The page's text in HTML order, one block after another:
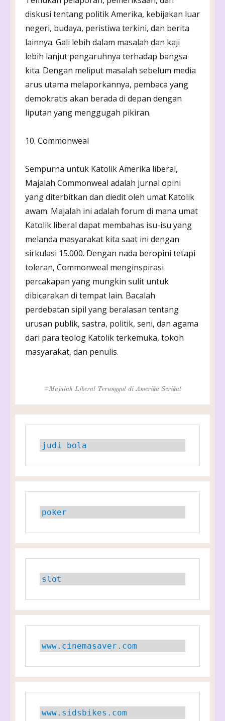
diskusi tentang politik Amerika, kebijakan luar
negeri, budaya, peristiwa terkini, dan berita
lainnya. Gali lebih dalam masalah dan kaji
lebih lanjut pengaruhnya terhadap bangsa
kita. Dengan meliput masalah sebelum media
arus utama melaporkannya, pembaca yang
demokratis akan berada di depan dengan
liputan yang menggugah pikiran.
10. Commonweal
Sempurna untuk Katolik Amerika liberal,
Majalah Commonweal adalah jurnal opini
yang diterbitkan dan diedit oleh umat Katolik
awam. Majalah ini adalah forum di mana umat
Katolik liberal dapat membahas isu-isu yang
melanda masyarakat kita saat ini dengan
sirkulasi 15.000. Dengan nada beropini tetapi
toleran, Commonweal menginspirasi
percakapan yang mungkin sulit untuk
dibicarakan di tempat lain. Bacalah
perdebatan sipil yang beralasan tentang
urusan publik, sastra, politik, seni, dan agama
dari para teolog Katolik terkemuka, tokoh
masyarakat, dan penulis.
Tags
Majalah Liberal Terunggul di Amerika Serikat
judi bola
poker
slot
www.cinemasaver.com
www.sidsbikes.com